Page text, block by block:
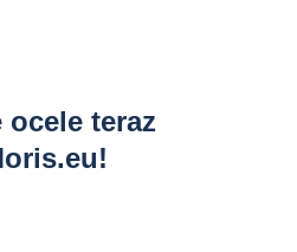
ocele teraz